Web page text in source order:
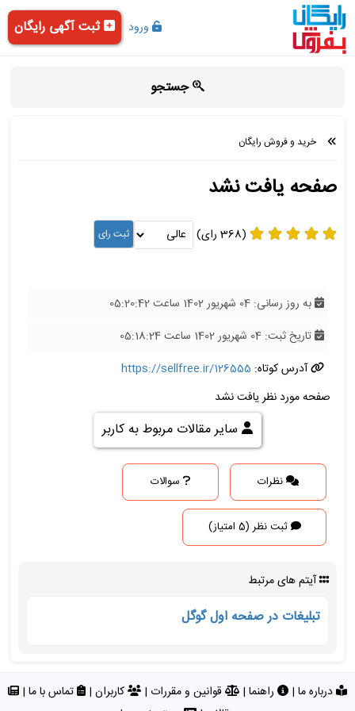
ورود ثبت آگهی رایگان
جستجو
خرید و فروش رایگان
صفحه یافت نشد
(368 رای)
به روز رسانی: 04 شهریور 1402 ساعت 05:20:42
تاریخ ثبت: 04 شهریور 1402 ساعت 05:18:24
آدرس کوتاه: https://sellfree.ir/126555
صفحه مورد نظر یافت نشد
سایر مقالات مربوط به کاربر
نظرات سوالات
ثبت نظر (5 امتیاز)
آیتم های مرتبط
تبلیغات در صفحه اول گوگل
درباره ما | راهنما | قوانین و مقررات | کاربران | تماس با ما|